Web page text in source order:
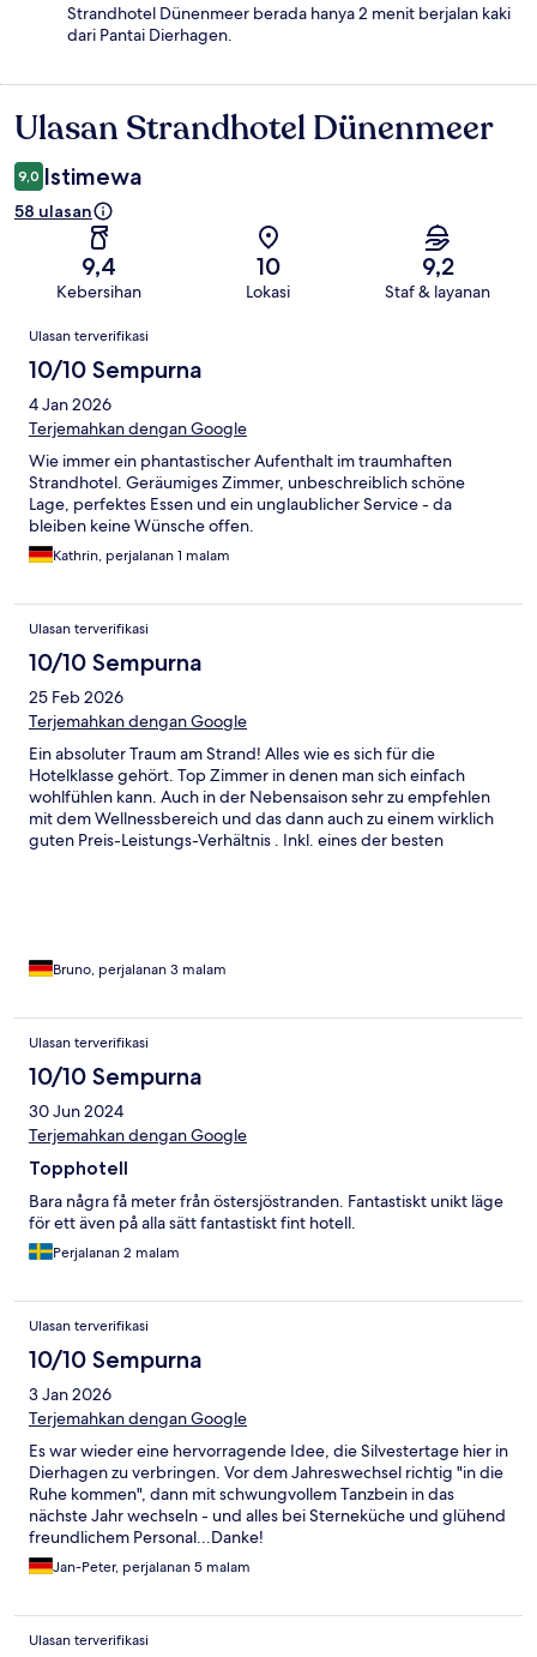
Strandhotel Dünenmeer berada hanya 2 menit berjalan kaki
dari Pantai Dierhagen.
Ulasan
Ulasan Strandhotel Dünenmeer
9,0 Istimewa
58 ulasan
9,4
Kebersihan
10
Lokasi
9,2
Staf & layanan
Ulasan
Ulasan terverifikasi
10/10 Sempurna
4 Jan 2026
Terjemahkan dengan Google
Wie immer ein phantastischer Aufenthalt im traumhaften
Strandhotel. Geräumiges Zimmer, unbeschreiblich schöne
Lage, perfektes Essen und ein unglaublicher Service - da
bleiben keine Wünsche offen.
Kathrin, perjalanan 1 malam
Ulasan terverifikasi
10/10 Sempurna
25 Feb 2026
Terjemahkan dengan Google
Ein absoluter Traum am Strand! Alles wie es sich für die
Hotelklasse gehört. Top Zimmer in denen man sich einfach
wohlfühlen kann. Auch in der Nebensaison sehr zu empfehlen
mit dem Wellnessbereich und das dann auch zu einem wirklich
guten Preis-Leistungs-Verhältnis . Inkl. eines der besten
Bruno, perjalanan 3 malam
Ulasan terverifikasi
10/10 Sempurna
30 Jun 2024
Terjemahkan dengan Google
Topphotell
Bara några få meter från östersjöstranden. Fantastiskt unikt läge
för ett även på alla sätt fantastiskt fint hotell.
Perjalanan 2 malam
Ulasan terverifikasi
10/10 Sempurna
3 Jan 2026
Terjemahkan dengan Google
Es war wieder eine hervorragende Idee, die Silvestertage hier in
Dierhagen zu verbringen. Vor dem Jahreswechsel richtig "in die
Ruhe kommen", dann mit schwungvollem Tanzbein in das
nächste Jahr wechseln - und alles bei Sterneküche und glühend
freundlichem Personal...Danke!
Jan-Peter, perjalanan 5 malam
Ulasan terverifikasi